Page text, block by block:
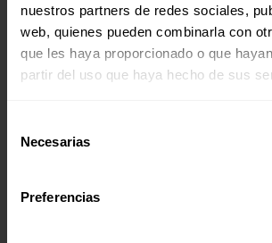
nuestros partners de redes sociales,
web, quienes pueden combinarla con
que les haya proporcionado o que
partir del uso que haya hecho de sus
Necesarias
Preferencias
Entreculturas en